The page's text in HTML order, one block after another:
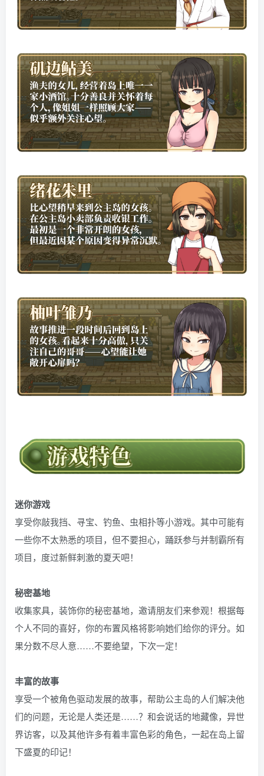
迷你游戏
享受你敲我挡、寻宝、钓鱼、虫相扑等小游戏。其中可能有
一些你不太熟悉的项目，但不要担心，踊跃参与并制霸所有
项目，度过新鲜刺激的夏天吧！
秘密基地
收集家具，装饰你的秘密基地，邀请朋友们来参观！根据每
个人不同的喜好，你的布置风格将影响她们给你的评分。如
果分数不尽人意……不要绝望，下次一定！
丰富的故事
享受一个被角色驱动发展的故事，帮助公主岛的人们解决他
们的问题，无论是人类还是……？和会说话的地藏像，异世
界访客，以及其他许多有着丰富色彩的角色，一起在岛上留
下盛夏的印记！